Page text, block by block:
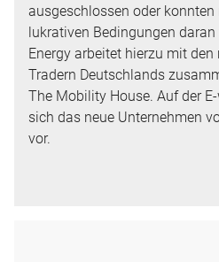
ausgeschlossen oder
lukrativen Bedingungen daran
Energy arbeitet hierzu mit
Tradern Deutschlands
The Mobility House. Auf der
sich das neue Unternehmen
vor.